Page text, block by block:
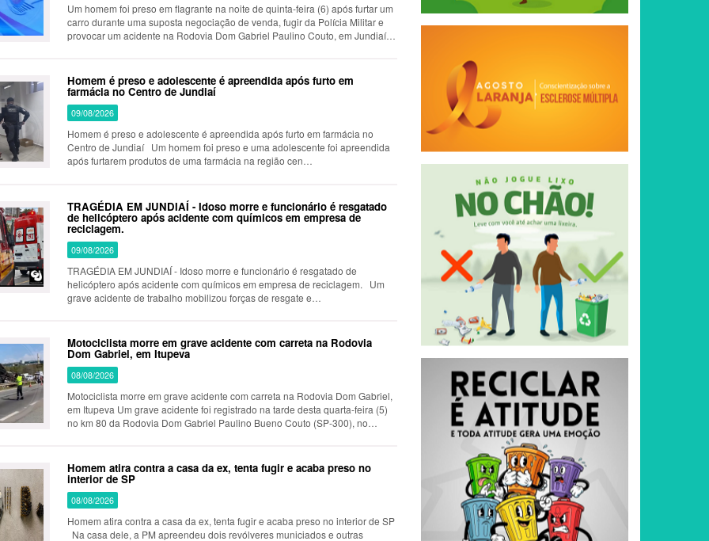
Um homem foi preso em flagrante na noite de quinta-feira (6) após furtar um
carro durante uma suposta negociação de venda, fugir da Polícia Militar e
provocar um acidente na Rodovia Dom Gabriel Paulino Couto, em Jundiaí…
Homem é preso e adolescente é apreendida após furto em
farmácia no Centro de Jundiaí
09/08/2026
Homem é preso e adolescente é apreendida após furto em farmácia no
Centro de Jundiaí Um homem foi preso e uma adolescente foi apreendida
após furtarem produtos de uma farmácia na região cen…
TRAGÉDIA EM JUNDIAÍ - Idoso morre e funcionário é resgatado
de helicóptero após acidente com químicos em empresa de
reciclagem.
09/08/2026
TRAGÉDIA EM JUNDIAÍ - Idoso morre e funcionário é resgatado de
helicóptero após acidente com químicos em empresa de reciclagem. ​Um
grave acidente de trabalho mobilizou forças de resgate e…
Motociclista morre em grave acidente com carreta na Rodovia
Dom Gabriel, em Itupeva
08/08/2026
Motociclista morre em grave acidente com carreta na Rodovia Dom Gabriel,
em Itupeva Um grave acidente foi registrado na tarde desta quarta-feira (5)
no km 80 da Rodovia Dom Gabriel Paulino Bueno Couto (SP-300), no
Homem atira contra a casa da ex, tenta fugir e acaba preso no
interior de SP
08/08/2026
Homem atira contra a casa da ex, tenta fugir e acaba preso no interior de SP
Na casa dele, a PM apreendeu dois revólveres municiados e outras